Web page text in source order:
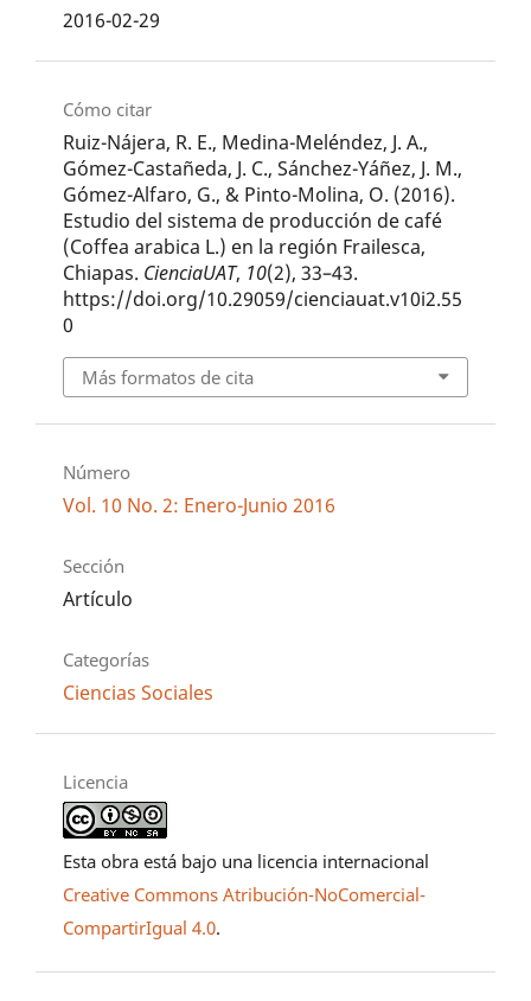
2016-02-29
Cómo citar
Ruiz-Nájera, R. E., Medina-Meléndez, J. A.,
Gómez-Castañeda, J. C., Sánchez-Yáñez, J. M.,
Gómez-Alfaro, G., & Pinto-Molina, O. (2016).
Estudio del sistema de producción de café
(Coffea arabica L.) en la región Frailesca,
Chiapas. CienciaUAT, 10(2), 33–43.
https://doi.org/10.29059/cienciauat.v10i2.55
0
Más formatos de cita
Número
Vol. 10 No. 2: Enero-Junio 2016
Sección
Artículo
Categorías
Ciencias Sociales
Licencia
Esta obra está bajo una licencia internacional
Creative Commons Atribución-NoComercial-
CompartirIgual 4.0.